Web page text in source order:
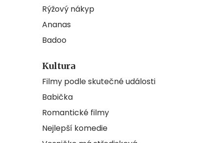
Rýžový nákyp
Ananas
Badoo
Kultura
Filmy podle skutečné události
Babička
Romantické filmy
Nejlepší komedie